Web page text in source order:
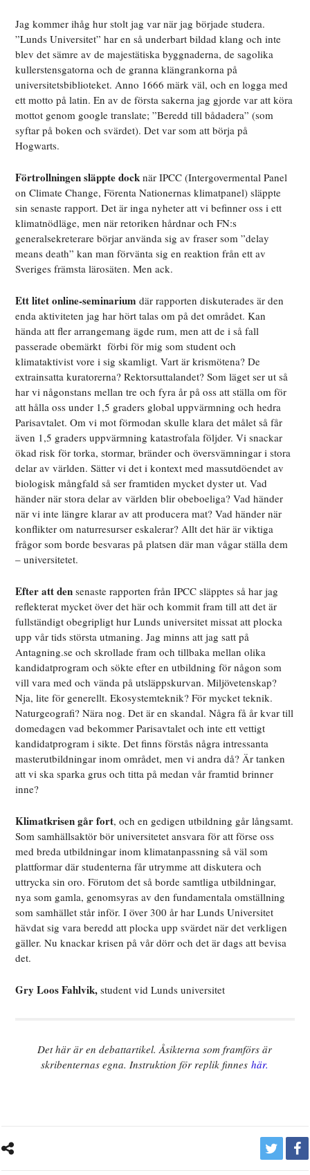
Jag kommer ihåg hur stolt jag var när jag började studera.
”Lunds Universitet” har en så underbart bildad klang och inte
blev det sämre av de majestätiska byggnaderna, de sagolika
kullerstensgatorna och de granna klängrankorna på
universitetsbiblioteket. Anno 1666 märk väl, och en logga med
ett motto på latin. En av de första sakerna jag gjorde var att köra
mottot genom google translate; ”Beredd till bådadera” (som
syftar på boken och svärdet). Det var som att börja på
Hogwarts.
Förtrollningen släppte docknär IPCC (Intergovermental Panel
on Climate Change, Förenta Nationernas klimatpanel) släppte
sin senaste rapport. Det är inga nyheter att vi befinner oss i ett
klimatnödläge, men när retoriken hårdnar och FN:s
generalsekreterare börjar använda sig av fraser som ”delay
means death” kan man förvänta sig en reaktion från ett av
Sveriges främsta lärosäten. Men ack.
Ett litet online-seminarium där rapporten diskuterades är den
enda aktiviteten jag har hört talas om på det området. Kan
hända att fler arrangemang ägde rum, men att de i så fall
passerade obemärkt förbi för mig som student och
klimataktivist vore i sig skamligt. Vart är krismötena? De
extrainsatta kuratorerna? Rektorsuttalandet? Som läget ser ut så
har vi någonstans mellan tre och fyra år på oss att ställa om för
att hålla oss under 1,5 graders global uppvärmning och hedra
Parisavtalet. Om vi mot förmodan skulle klara det målet så får
även 1,5 graders uppvärmning katastrofala följder. Vi snackar
ökad risk för torka, stormar, bränder och översvämningar i stora
delar av världen. Sätter vi det i kontext med massutdöendet av
biologisk mångfald så ser framtiden mycket dyster ut. Vad
händer när stora delar av världen blir obeboeliga? Vad händer
när vi inte längre klarar av att producera mat? Vad händer när
konflikter om naturresurser eskalerar? Allt det här är viktiga
frågor som borde besvaras på platsen där man vågar ställa dem
– universitetet.
Efter att den senaste rapporten från IPCC släpptes så har jag
reflekterat mycket över det här och kommit fram till att det är
fullständigt obegripligt hur Lunds universitet missat att plocka
upp vår tids största utmaning. Jag minns att jag satt på
Antagning.se och skrollade fram och tillbaka mellan olika
kandidatprogram och sökte efter en utbildning för någon som
vill vara med och vända på utsläppskurvan. Miljövetenskap?
Nja, lite för generellt. Ekosystemteknik? För mycket teknik.
Naturgeografi? Nära nog. Det är en skandal. Några få år kvar till
domedagen vad bekommer Parisavtalet och inte ett vettigt
kandidatprogram i sikte. Det finns förstås några intressanta
masterutbildningar inom området, men vi andra då? Är tanken
att vi ska sparka grus och titta på medan vår framtid brinner
inne?
Klimatkrisen går fort, och en gedigen utbildning går långsamt.
Som samhällsaktör bör universitetet ansvara för att förse oss
med breda utbildningar inom klimatanpassning så väl som
plattformar där studenterna får utrymme att diskutera och
uttrycka sin oro. Förutom det så borde samtliga utbildningar,
nya som gamla, genomsyras av den fundamentala omställning
som samhället står inför. I över 300 år har Lunds Universitet
hävdat sig vara beredd att plocka upp svärdet när det verkligen
gäller. Nu knackar krisen på vår dörr och det är dags att bevisa
det.
Gry Loos Fahlvik, student vid Lunds universitet
Det här är en debattartikel. Åsikterna som framförs är
skribenternas egna. Instruktion för replik finneshär.